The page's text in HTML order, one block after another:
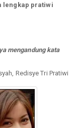
lengkap pratiwi
mengandung kata
Redisye Tri Pratiwi